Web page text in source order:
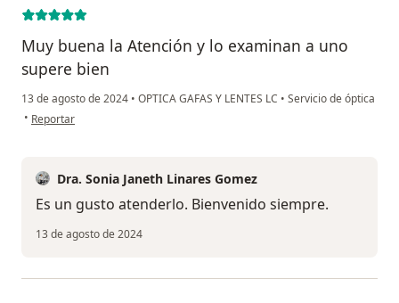
Muy buena la Atención y lo examinan a uno
supere bien
13 de agosto de 2024 • OPTICA GAFAS Y LENTES LC • Servicio de óptica
• en opinión del usuario Oscar Orlando Rivera Gómez
Reportar
Dra. Sonia Janeth Linares Gomez
Es un gusto atenderlo. Bienvenido siempre.
13 de agosto de 2024